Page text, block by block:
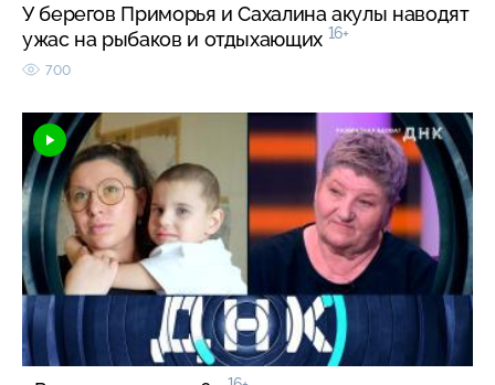
У берегов Приморья и Сахалина акулы наводят
ужас на рыбаков и отдыхающих 16+
700